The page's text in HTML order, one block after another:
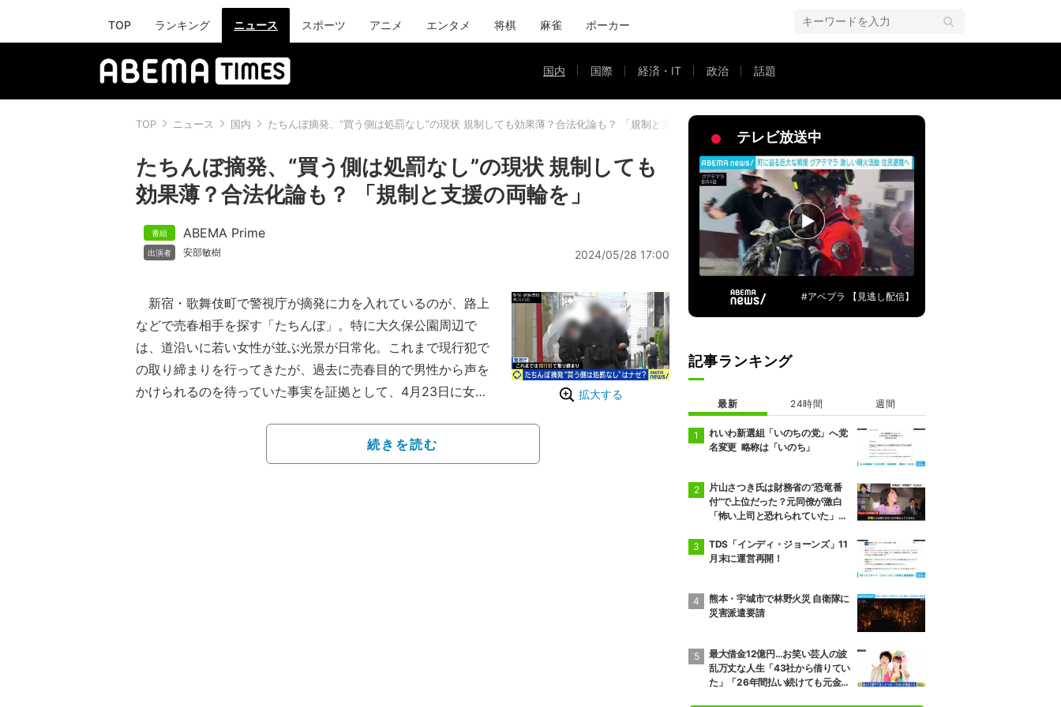
TOP ランキング ニュース スポーツ アニメ エンタメ 将棋 麻雀 ポーカー
国内 国際 経済・IT 政治 話題
TOP ニュース 国内 たちんぼ摘発、“買う側は処罰なし”の現状 規制しても効果薄？合法化論も？ 「規制と支援の両輪を」
たちんぼ摘発、“買う側は処罰なし”の現状 規制しても
効果薄？合法化論も？ 「規制と支援の両輪を」
ABEMA Prime
安部敏樹 2024/05/28 17:00
拡大する
新宿・歌舞伎町で警視庁が摘発に力を入れているのが、路上
などで売春相手を探す「たちんぼ」。特に大久保公園周辺で
は、道沿いに若い女性が並ぶ光景が日常化。これまで現行犯で
の取り締まりを行ってきたが、過去に売春目的で男性から声を
かけられるのを待っていた事実を証拠として、4月23日に女性
初めて一斉立ち入り調査を行い、ホテル側に売春への注意を呼
びかけるなど、新たな手法で取り調べを強化している。
続きを読む
テレビ放送中
#アベプラ 【見逃し配信】
記事ランキング
最新 24時間 週間
れいわ新選組「いのちの党」へ党
名変更 略称は「いのち」
片山さつき氏は財務省の“恐竜番
付”で上位だった？元同僚が激白
「怖い上司と恐れられていた」
TDS「インディ・ジョーンズ」11
月末に運営再開！
熊本・宇城市で林野火災 自衛隊に
災害派遣要請
最大借金12億円…お笑い芸人の波
乱万丈な人生「43社から借りてい
た」「26年間払い続けても元金が